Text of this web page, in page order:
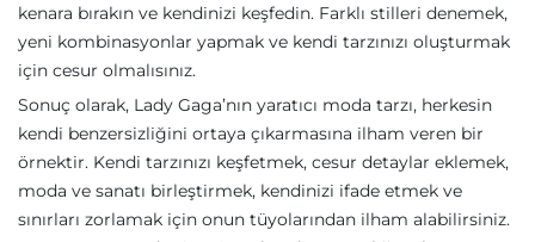
kenara bırakın ve kendinizi keşfedin. Farklı stilleri denemek,
yeni kombinasyonlar yapmak ve kendi tarzınızı oluşturmak
için cesur olmalısınız.
Sonuç olarak, Lady Gaga’nın yaratıcı moda tarzı, herkesin
kendi benzersizliğini ortaya çıkarmasına ilham veren bir
örnektir. Kendi tarzınızı keşfetmek, cesur detaylar eklemek,
moda ve sanatı birleştirmek, kendinizi ifade etmek ve
sınırları zorlamak için onun tüyolarından ilham alabilirsiniz.